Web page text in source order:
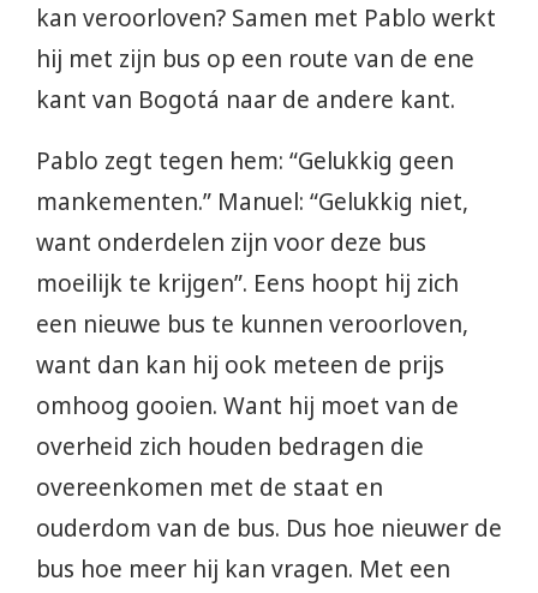
kan veroorloven? Samen met Pablo werkt
hij met zijn bus op een route van de ene
kant van Bogotá naar de andere kant.
Pablo zegt tegen hem: “Gelukkig geen
mankementen.” Manuel: “Gelukkig niet,
want onderdelen zijn voor deze bus
moeilijk te krijgen”. Eens hoopt hij zich
een nieuwe bus te kunnen veroorloven,
want dan kan hij ook meteen de prijs
omhoog gooien. Want hij moet van de
overheid zich houden bedragen die
overeenkomen met de staat en
ouderdom van de bus. Dus hoe nieuwer de
bus hoe meer hij kan vragen. Met een